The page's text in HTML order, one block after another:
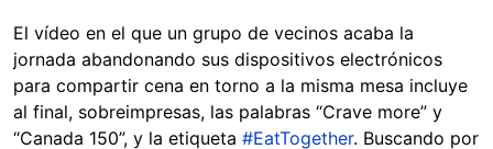
El vídeo en el que un grupo de vecinos acaba la
jornada abandonando sus dispositivos electrónicos
para compartir cena en torno a la misma mesa incluye
al final, sobreimpresas, las palabras “Crave more” y
“Canada 150”, y la etiqueta #EatTogether. Buscando por